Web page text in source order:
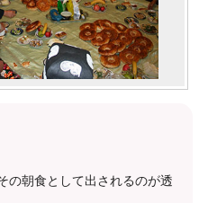
の朝食として出されるのが透